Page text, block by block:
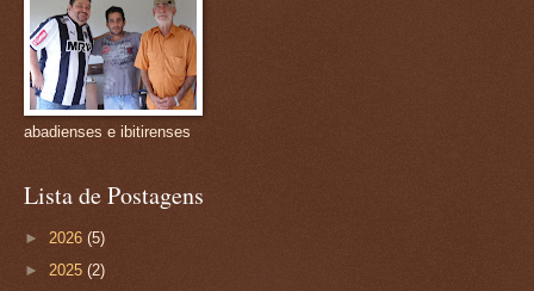
abadienses e ibitirenses
Lista de Postagens
► 2026 (5)
► 2025 (2)